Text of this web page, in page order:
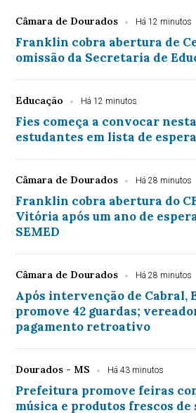
Câmara de Dourados Há 12 minutos
Franklin cobra abertura de
omissão da Secretaria de
Educação Há 12 minutos
Fies começa a convocar
estudantes em lista de espera
Câmara de Dourados Há 28 minutos
Franklin cobra abertura do
Vitória após um ano de
SEMED
Câmara de Dourados Há 28 minutos
Após intervenção de Cabral,
promove 42 guardas;
pagamento retroativo
Dourados - MS Há 43 minutos
Prefeitura promove feiras
música e produtos frescos de